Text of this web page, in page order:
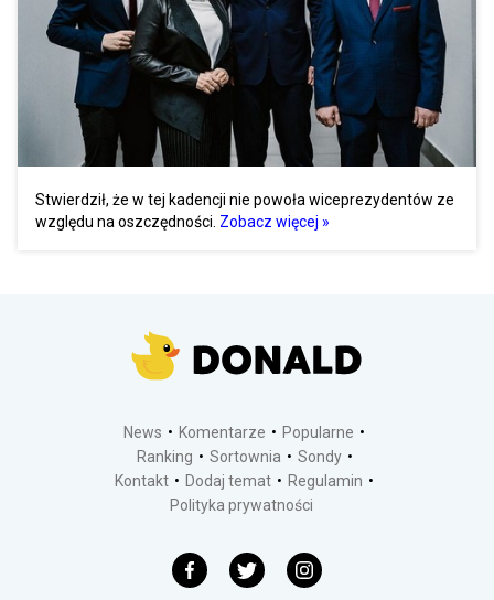
Stwierdził, że w tej kadencji nie powoła wiceprezydentów ze
względu na oszczędności. Zobacz więcej »
News Komentarze
Popularne
Ranking
Sortownia
Sondy
Kontakt
Dodaj temat
Regulamin
Polityka prywatności